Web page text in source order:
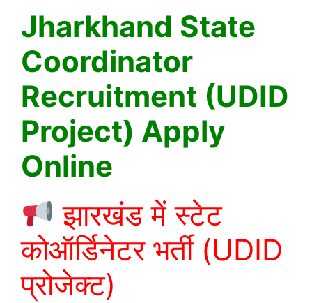
Jharkhand State
Coordinator
Recruitment (UDID
Project) Apply
Online
झारखंड में स्टेट
कोऑर्डिनेटर भर्ती (UDID
प्रोजेक्ट)